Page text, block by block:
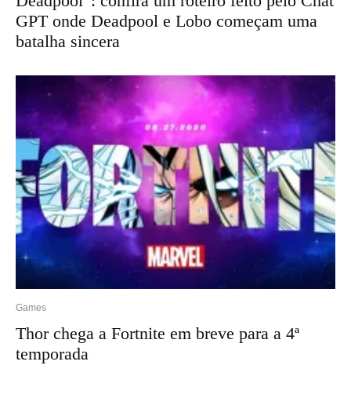
GPT onde Deadpool e Lobo começam uma
batalha sincera
Games
Thor chega a Fortnite em breve para a 4ª
temporada